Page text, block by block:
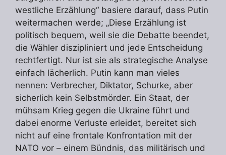
westliche Erzählung“ basiere darauf, dass Putin
weitermachen werde; „Diese Erzählung ist
politisch bequem, weil sie die Debatte beendet,
die Wähler diszipliniert und jede Entscheidung
rechtfertigt. Nur ist sie als strategische Analyse
einfach lächerlich. Putin kann man vieles
nennen: Verbrecher, Diktator, Schurke, aber
sicherlich kein Selbstmörder. Ein Staat, der
mühsam Krieg gegen die Ukraine führt und
dabei enorme Verluste erleidet, bereitet sich
nicht auf eine frontale Konfrontation mit der
NATO vor – einem Bündnis, das militärisch und